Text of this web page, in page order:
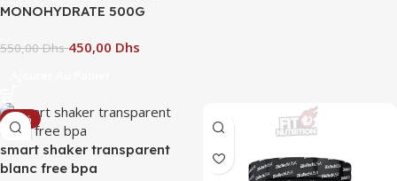
MONOHYDRATE 500G
550,00Dhs450,00 Dhs
-34%
smart shaker transparent
blanc free bpa